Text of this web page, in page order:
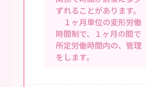
ずれることがあります。
１ヶ月単位の変形労働
時間制で、１ヶ月の間で
所定労働時間内の、管理
をします。